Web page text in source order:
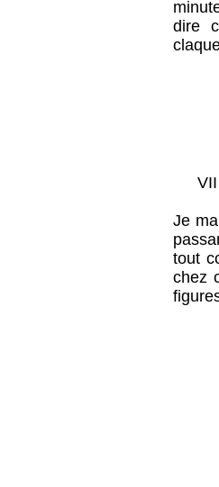
dire
VII
Je
tout
chez